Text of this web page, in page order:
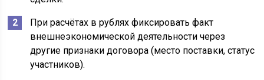
При расчётах в рублях фиксировать факт
внешнеэкономической деятельности через
другие признаки договора (место поставки, статус
участников).